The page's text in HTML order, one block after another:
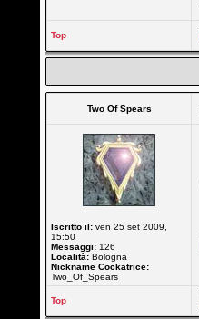
Top
Two Of Spears
Iscritto il: ven 25 set 2009,
15:50
Messaggi: 126
Località: Bologna
Nickname Cockatrice:
Two_Of_Spears
Top